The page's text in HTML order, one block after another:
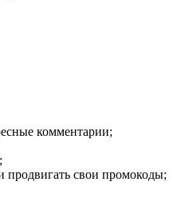
комментарии;
продвигать свои промокоды;